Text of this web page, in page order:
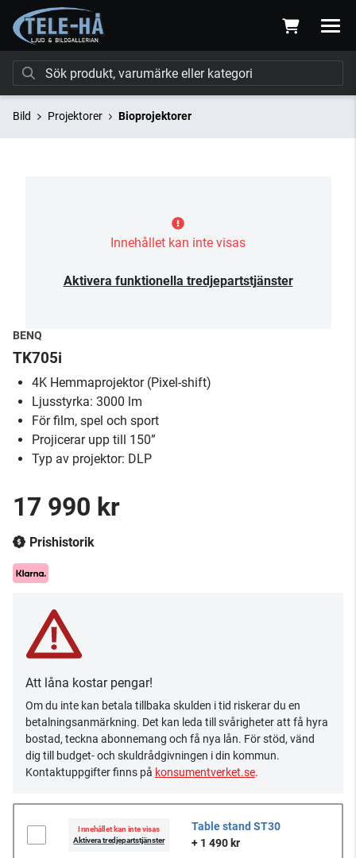
Bild Projektorer Bioprojektorer
Innehållet kan inte visas
Aktivera funktionella tredjepartstjänster
BENQ
TK705i
4K Hemmaprojektor (Pixel-shift)
Ljusstyrka: 3000 lm
För film, spel och sport
Projicerar upp till 150”
Typ av projektor: DLP
17 990 kr
Prishistorik
Att låna kostar pengar!
Om du inte kan betala tillbaka skulden i tid riskerar du en
betalningsanmärkning. Det kan leda till svårigheter att få hyra
bostad, teckna abonnemang och få nya lån. För stöd, vänd
dig till budget- och skuldrådgivningen i din kommun.
Kontaktuppgifter finns på konsumentverket.se.
Innehållet kan inte visas
Aktivera tredjepartstjänster
Table stand ST30
+ 1 490 kr